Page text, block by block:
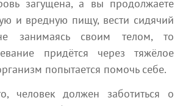
загущена, а вы продолжаете
и вредную пищу, вести сидячий
занимаясь своим телом, то
придётся через тяжёлое
попытается помочь себе.
человек должен заботиться о